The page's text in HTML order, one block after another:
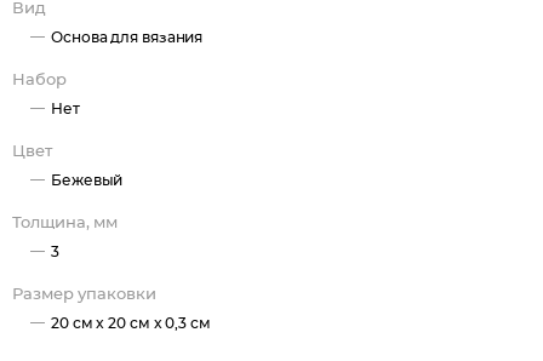
Вид
Основа для вязания
Набор
Нет
Цвет
Бежевый
Толщина, мм
3
Размер упаковки
20 см x 20 см x 0,3 см